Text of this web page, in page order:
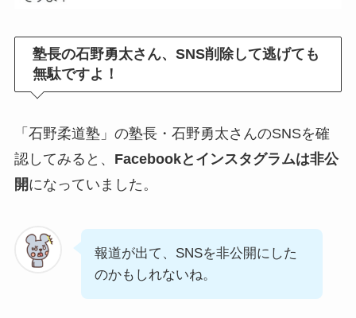
塾長の石野勇太さん、SNS削除して逃げても
無駄ですよ！
「石野柔道塾」の塾長・石野勇太さんのSNSを確
認してみると、 Facebookとインスタグラムは非公
開になっていました。
報道が出て、SNSを非公開にした
のかもしれないね。